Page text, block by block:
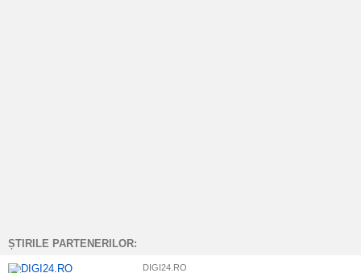
ȘTIRILE PARTENERILOR:
DIGI24.RO